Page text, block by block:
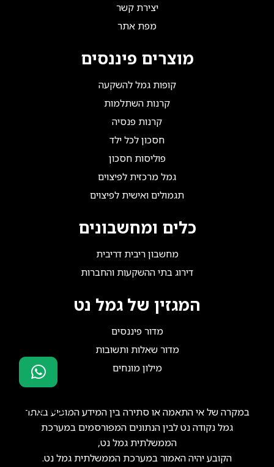
יצירת קשר
מפת אתר
מוצרים פיננסים
קופות גמל להשקעה
קרנות השתלמות
קרנות פנסיה
חסכון לכל ילד
פוליסות חסכון
גמל מרכזית לפיצוים
תגמולים ואישית לפיצוים
כלים ומחשבונים
מחשבון ריבית דריבית
דירוג בתי ההשקעות והחברות
המגזין של גמל נט
מדור פיננסים
מדור שאלות ותשובות
מילון מונחים
במקרה של אי התאמה או סתירה בין המידע המופיע באתר
גמל נקודה נט לבין הנתונים המפורסמים במערכת
הממשלתית גמל נט,
הקובע יהיה האמור במערכת הממשלתית גמל נט.
הצטרפו אלינו!